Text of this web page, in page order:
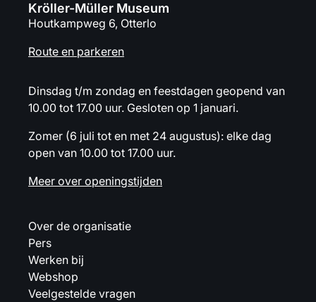
Kröller-Müller Museum
Houtkampweg 6, Otterlo
Route en parkeren
Dinsdag t/m zondag en feestdagen geopend van
10.00 tot 17.00 uur. Gesloten op 1 januari.
Zomer (6 juli tot en met 24 augustus): elke dag
open van 10.00 tot 17.00 uur.
Meer over openingstijden
Over de organisatie
Pers
Werken bij
Webshop
Veelgestelde vragen